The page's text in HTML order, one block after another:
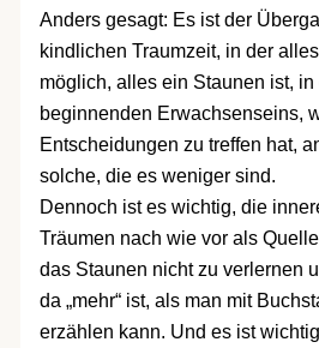
Anders gesagt: Es ist der
kindlichen Traumzeit, in der
möglich, alles ein Staunen ist,
beginnenden Erwachsenseins,
Entscheidungen zu treffen hat,
solche, die es weniger sind.
Dennoch ist es wichtig, die
Träumen nach wie vor als
das Staunen nicht zu verlernen
da „mehr“ ist, als man mit
erzählen kann. Und es ist